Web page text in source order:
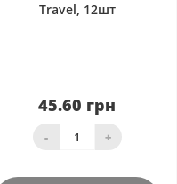
Travel, 12шт
45.60 грн
- +